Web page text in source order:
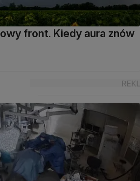
front. Kiedy aura znów